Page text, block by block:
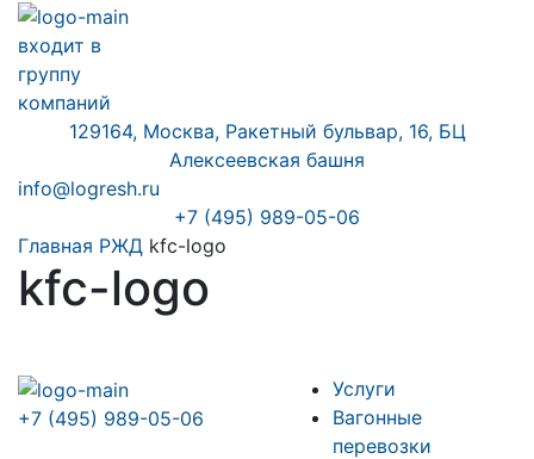
входит в
группу
компаний
129164, Москва, Ракетный бульвар, 16, БЦ
Алексеевская башня
info@logresh.ru
+7 (495) 989-05-06
Главная РЖД kfc-logo
kfc-logo
+7 (495) 989-05-06
Услуги
Вагонные
перевозки